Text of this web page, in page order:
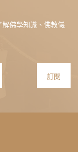
佛學知識、佛教儀
訂閱